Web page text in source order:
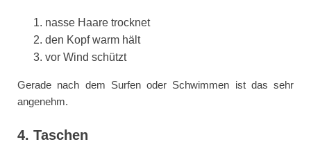
nasse Haare trocknet
den Kopf warm hält
vor Wind schützt
Gerade nach dem Surfen oder Schwimmen ist das sehr
angenehm.
4. Taschen